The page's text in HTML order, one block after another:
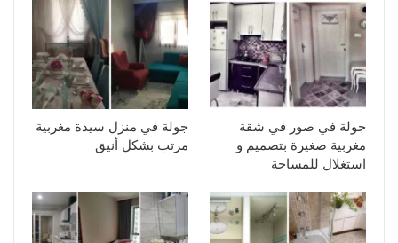
جولة في صور في شقة
مغربية صغيرة بتصميم و
استغلال للمساحة
جولة في منزل سيدة مغربية
مرتب بشكل أنيق